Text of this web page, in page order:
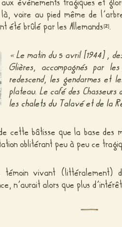
voire au pied même de
été brûlé par les Allemands[2].
« Le matin du 5 avril [1944] ,
Glières, accompagnés par
redescend, les gendarmes et
plateau. Le café des
leschalets du Talavé et de la
cette bâtisse que la base des
oblitérant peu à peu ce
vivant (littéralement)
n’aurait alors que plus